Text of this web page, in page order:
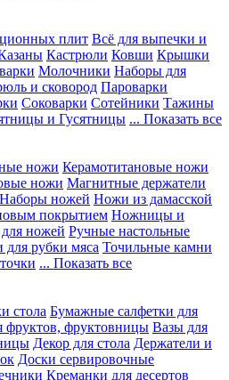
плит Всё для выпечки и
Кастрюли Ковши Крышки
Молочники Наборы для
и сковород Пароварки
Соковарки Сотейники Тажины
и Гусятницы ... Показать все
ножи Керамотитановые ножи
ножи Магнитные держатели
Наборы ножей Ножи из дамасской
покрытием Ножницы и
ножей Ручные настольные
для рубки мяса Точильные камни
... Показать все
стола Бумажные салфетки для
фруктов, фруктовницы Вазы для
Декор для стола Держатели и
Доски сервировочные
Креманки для десертов